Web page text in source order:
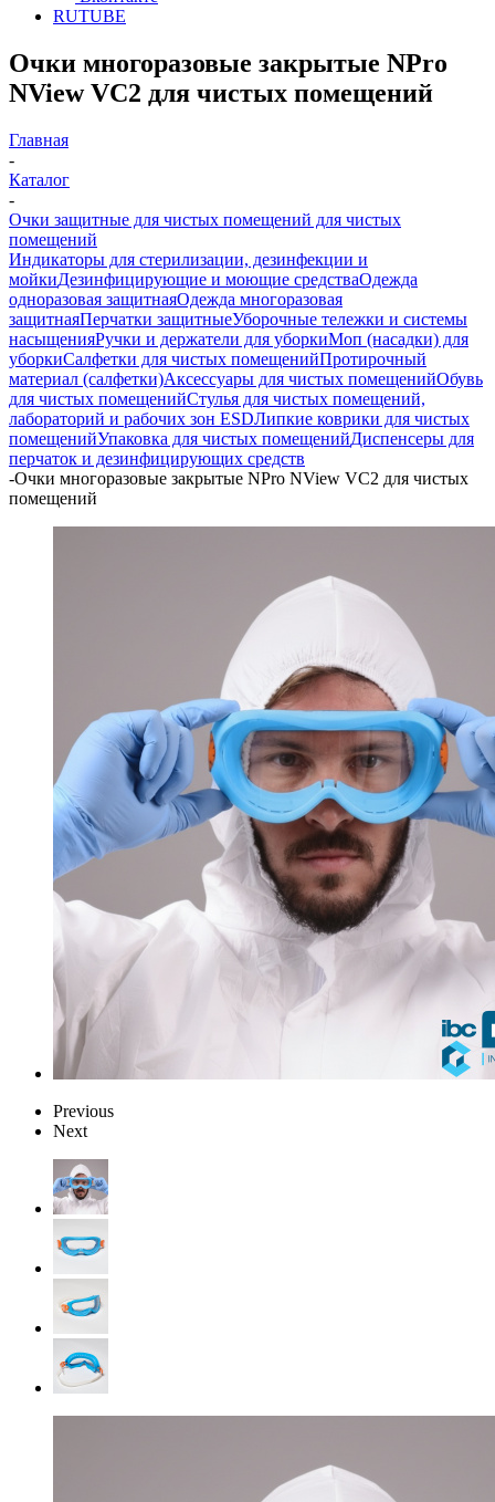
RUTUBE
Oчки многоразовые закрытые NPro
NView VC2 для чистых помещений
Главная
-
Каталог
-
Очки защитные для чистых помещений для чистых
помещений
Индикаторы для стерилизации, дезинфекции и
мойкиДезинфицирующие и моющие средстваОдежда
одноразовая защитнаяОдежда многоразовая
защитнаяПерчатки защитныеУборочные тележки и системы
насыщенияРучки и держатели для уборкиМоп (насадки) для
уборкиСалфетки для чистых помещенийПротирочный
материал (салфетки)Аксессуары для чистых помещенийОбувь
для чистых помещенийСтулья для чистых помещений,
лабораторий и рабочих зон ESDЛипкие коврики для чистых
помещенийУпаковка для чистых помещенийДиспенсеры для
перчаток и дезинфицирующих средств
-Oчки многоразовые закрытые NPro NView VC2 для чистых
помещений
Previous
Next